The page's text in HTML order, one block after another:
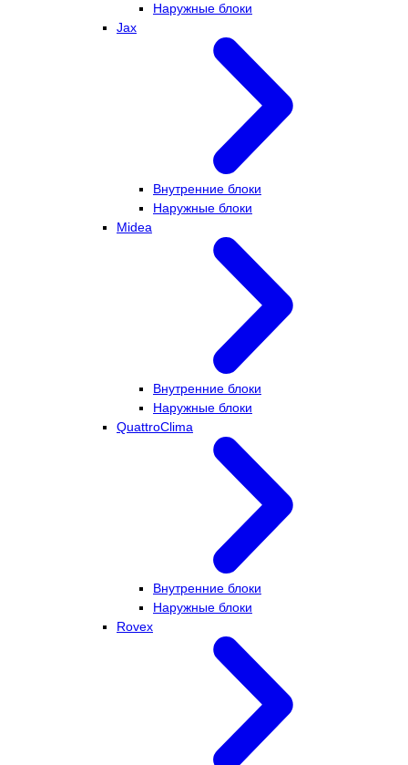
Наружные блоки
Jax
Внутренние блоки
Наружные блоки
Midea
Внутренние блоки
Наружные блоки
QuattroClima
Внутренние блоки
Наружные блоки
Rovex